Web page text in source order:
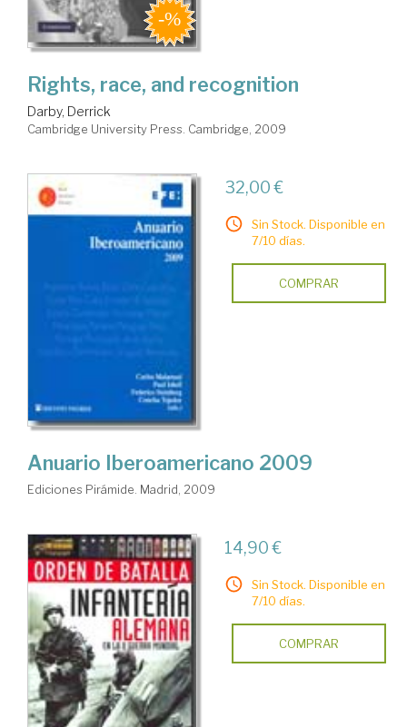
Rights, race, and recognition
Darby, Derrick
Cambridge University Press. Cambridge, 2009
32,00 €
Sin Stock. Disponible en
7/10 días.
COMPRAR
Anuario Iberoamericano 2009
Ediciones Pirámide. Madrid, 2009
14,90 €
Sin Stock. Disponible en
7/10 días.
COMPRAR